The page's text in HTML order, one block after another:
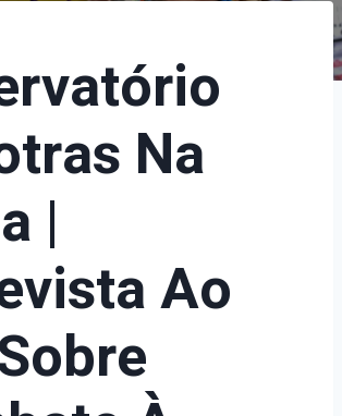
Na
|
Ao